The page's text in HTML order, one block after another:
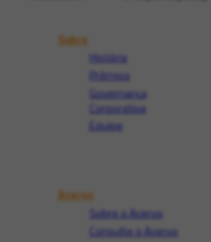
Sobre
História
Prêmios
Governança
Corporativa
Equipe
Acervo
Sobre o Acervo
Consulte o Acervo